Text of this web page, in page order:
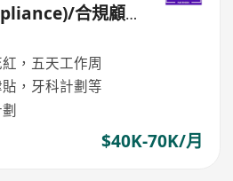
合規顧
）
，五天工作周
，牙科計劃等
$40K-70K/月